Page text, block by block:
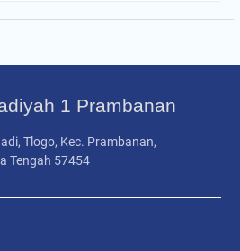
1 Prambanan
Tlogo, Kec. Prambanan,
Tengah 57454